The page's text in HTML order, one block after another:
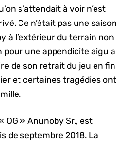
s’attendait à voir n’est
Ce n’était pas une saison
à l’extérieur du terrain non
pour une appendicite aigu a
de son retrait du jeu en fin
et certaines tragédies ont
OG » Anunoby Sr., est
de septembre 2018. La